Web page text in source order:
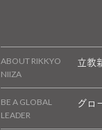
ABOUT RIKKYO
NIIZA
立教
BE A GLOBAL
LEADER
グロ